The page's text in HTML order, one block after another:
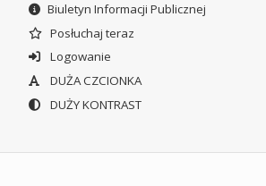
Biuletyn Informacji Publicznej
Posłuchaj teraz
Logowanie
DUŻA CZCIONKA
DUŻY KONTRAST